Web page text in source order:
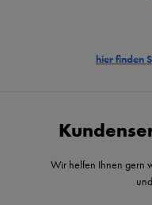
hier finden
Wir helfen Ihnen gern